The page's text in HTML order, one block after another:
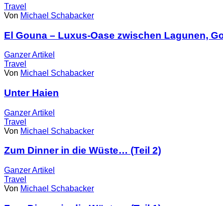
Travel
Von Michael Schabacker
El Gouna – Luxus-Oase zwischen Lagunen,
GanzerArtikel
Travel
Von Michael Schabacker
Unter Haien
GanzerArtikel
Travel
Von Michael Schabacker
Zum Dinner in die Wüste… (Teil 2)
GanzerArtikel
Travel
Von Michael Schabacker